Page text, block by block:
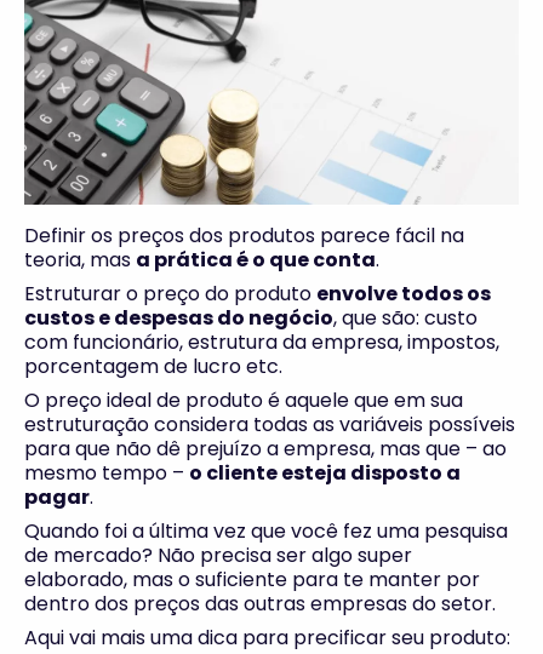
Definir os preços dos produtos parece fácil na
teoria, mas a prática é o que conta.
Estruturar o preço do produto envolve todos os
custos e despesas do negócio, que são: custo
com funcionário, estrutura da empresa, impostos,
porcentagem de lucro etc.
O preço ideal de produto é aquele que em sua
estruturação considera todas as variáveis possíveis
para que não dê prejuízo a empresa, mas que – ao
mesmo tempo – o cliente esteja disposto a
pagar.
Quando foi a última vez que você fez uma pesquisa
de mercado? Não precisa ser algo super
elaborado, mas o suficiente para te manter por
dentro dos preços das outras empresas do setor.
Aqui vai mais uma dica para precificar seu produto: